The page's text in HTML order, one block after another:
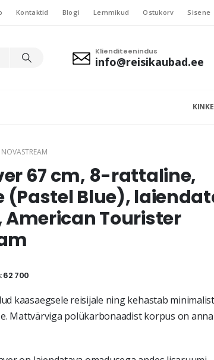
Kontaktid Blogi Lemmikud Ostukorv Sisene
Klienditeenindus
info@reisikaubad.ee
67 cm, 8-rattaline,
(Pastel Blue),
Tourister
700
kaasaegsele reisijale ning kehastab
Mattvärviga polükarbonaadist korpus on